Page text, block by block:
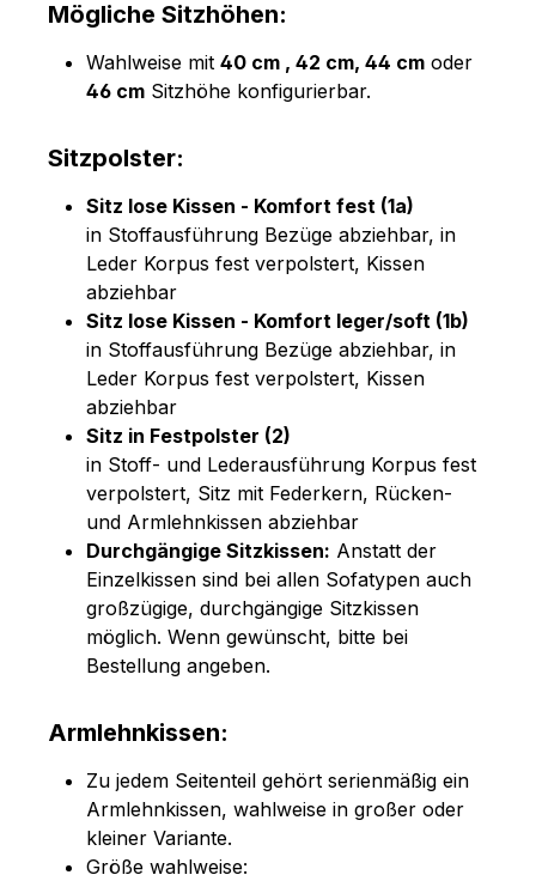
Mögliche Sitzhöhen:
Wahlweise mit 40 cm , 42 cm, 44 cm oder
46 cm Sitzhöhe konfigurierbar.
Sitzpolster:
Sitz lose Kissen - Komfort fest (1a)
in Stoffausführung Bezüge abziehbar, in
Leder Korpus fest verpolstert, Kissen
abziehbar
Sitz lose Kissen - Komfort leger/soft (1b)
in Stoffausführung Bezüge abziehbar, in
Leder Korpus fest verpolstert, Kissen
abziehbar
Sitz in Festpolster (2)
in Stoff- und Lederausführung Korpus fest
verpolstert, Sitz mit Federkern, Rücken-
und Armlehnkissen abziehbar
Durchgängige Sitzkissen: Anstatt der
Einzelkissen sind bei allen Sofatypen auch
großzügige, durchgängige Sitzkissen
möglich. Wenn gewünscht, bitte bei
Bestellung angeben.
Armlehnkissen:
Zu jedem Seitenteil gehört serienmäßig ein
Armlehnkissen, wahlweise in großer oder
kleiner Variante.
Größe wahlweise: